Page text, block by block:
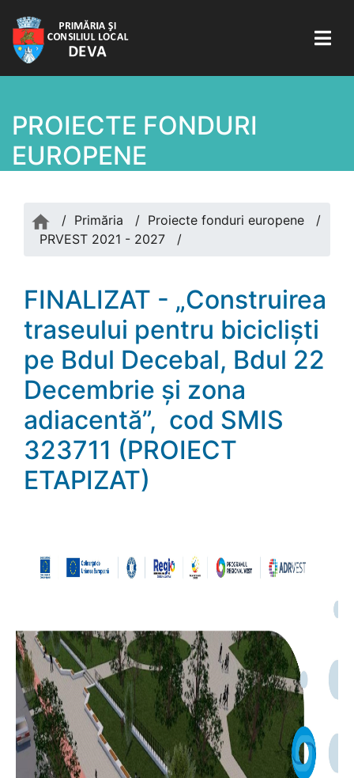
PROIECTE FONDURI
EUROPENE
/ Primăria / Proiecte fonduri europene
/
PRVEST 2021 - 2027
/
FINALIZAT - „Construirea
traseului pentru bicicliști
pe Bdul Decebal, Bdul 22
Decembrie și zona
adiacentă”, cod SMIS
323711 (PROIECT
ETAPIZAT)